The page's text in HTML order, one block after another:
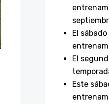
El
El
Este